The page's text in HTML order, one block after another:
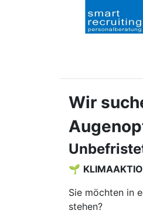
Wir
🌱
Sie möchten in
stehen?